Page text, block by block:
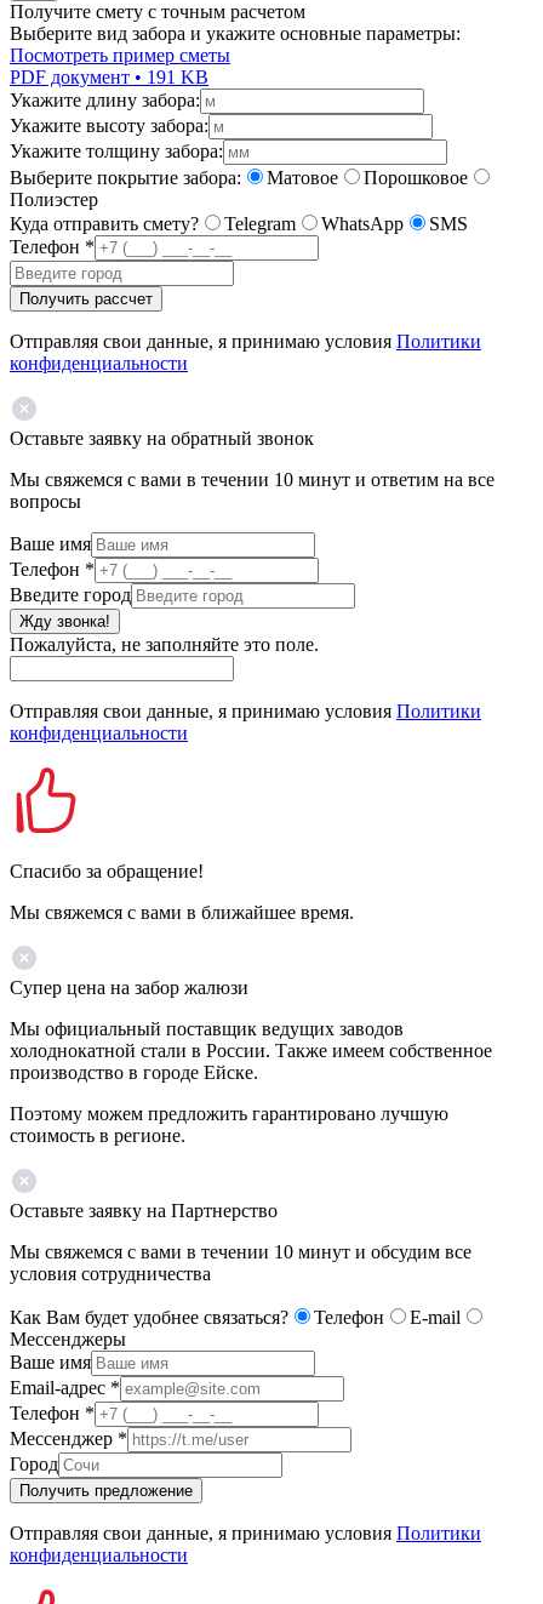
Получите смету с точным расчетом
Выберите вид забора и укажите основные параметры:
Посмотреть пример сметы
PDF документ • 191 KB
Укажите длину забора:
Укажите высоту забора:
Укажите толщину забора:
Выберите покрытие забора:
Матовое
Порошковое
Полиэстер
Куда отправить смету?
Telegram WhatsApp
SMS
Телефон *
Получить рассчет
Отправляя свои данные, я принимаю условия Политики
конфиденциальности
Оставьте заявку на обратный звонок
Мы свяжемся с вами в течении 10 минут и ответим на все
вопросы
Ваше имя
Телефон *
Введите город
Жду звонка!
Пожалуйста, не заполняйте это поле.
Отправляя свои данные, я принимаю условия Политики
конфиденциальности
Спасибо за обращение!
Мы свяжемся с вами в ближайшее время.
Супер цена на забор жалюзи
Мы официальный поставщик ведущих заводов
холоднокатной стали в России. Также имеем собственное
производство в городе Ейске.
Поэтому можем предложить гарантировано лучшую
стоимость в регионе.
Оставьте заявку на Партнерство
Мы свяжемся с вами в течении 10 минут и обсудим все
условия сотрудничества
Как Вам будет удобнее связаться? Телефон
E-mail
Мессенджеры
Ваше имя
Email-адрес *
Телефон *
Мессенджер *
Город
Получить предложение
Отправляя свои данные, я принимаю условия Политики
конфиденциальности